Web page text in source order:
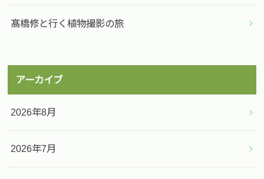
髙橋修と行く植物撮影の旅
アーカイブ
2026年8月
2026年7月